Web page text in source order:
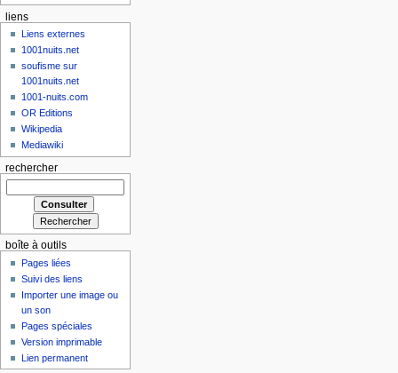
liens
Liens externes
1001nuits.net
soufisme sur
1001nuits.net
1001-nuits.com
OR Editions
Wikipedia
Mediawiki
rechercher
boîte à outils
Pages liées
Suivi des liens
Importer une image ou
un son
Pages spéciales
Version imprimable
Lien permanent